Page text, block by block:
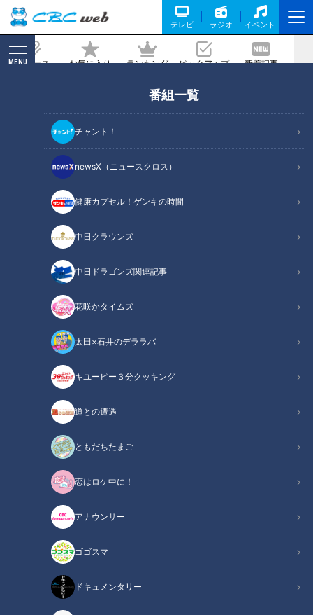
テレビ ラジオ イベント
ニュース お気に入り ランキング ピックアップ 新着記事
MENU
番組一覧
チャント！
newsX（ニュースクロス）
健康カプセル！ゲンキの時間
中日クラウンズ
中日ドラゴンズ関連記事
花咲かタイムズ
太田×石井のデララバ
キユーピー３分クッキング
道との遭遇
ともだちたまご
恋はロケ中に！
アナウンサー
ゴゴスマ
ドキュメンタリー
地を豊橋にしよう」の声が続々
記事に戻る
連敗の中日、地方球場なら快勝？「本拠地を豊橋にしよう」の声が続々
この記事の画像
この記事を見たあなたへのおすすめ
中田翔、投手の根尾、二遊間は
誰？立浪ドラゴンズ春季キャン
プの注目はコレだ